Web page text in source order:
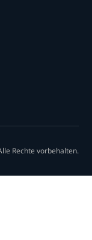
Rechte vorbehalten.